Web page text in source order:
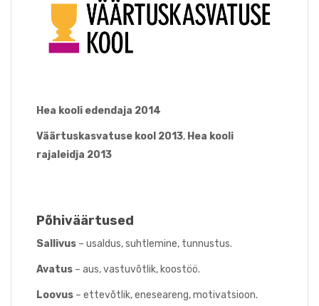
Hea kooli edendaja 2014
Väärtuskasvatuse kool 2013, Hea kooli
rajaleidja 2013
Põhiväärtused
Sallivus – usaldus, suhtlemine, tunnustus.
Avatus – aus, vastuvõtlik, koostöö.
Loovus – ettevõtlik, eneseareng, motivatsioon.